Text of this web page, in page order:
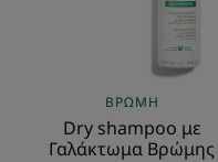
ΒΡΏΜΗ
Dry shampoo με
Γαλάκτωμα Βρώμης